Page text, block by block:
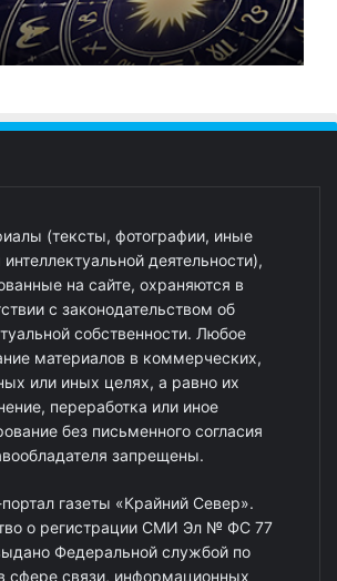
(тексты, фотографии, иные
интеллектуальной деятельности),
на сайте, охраняются в
с законодательством об
собственности. Любое
материалов в коммерческих,
или иных целях, а равно их
переработка или иное
без письменного согласия
запрещены.
газеты «Крайний Север».
о регистрации СМИ Эл № ФС 77
Федеральной службой по
сфере связи, информационных